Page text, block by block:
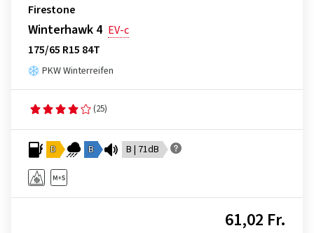
Firestone
Winterhawk 4 EV-c
175/65 R15 84T
PKW Winterreifen
(25)
D B B | 71dB
61,02 Fr.